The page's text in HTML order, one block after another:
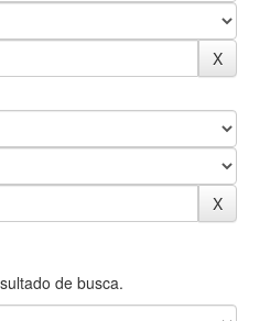
de busca.